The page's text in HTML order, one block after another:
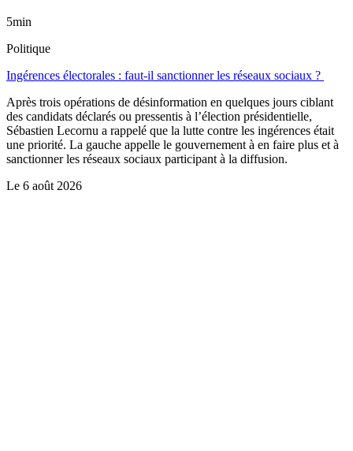
5min
Politique
Ingérences électorales : faut-il sanctionner les réseaux sociaux ?
Après trois opérations de désinformation en quelques jours ciblant
des candidats déclarés ou pressentis à l’élection présidentielle,
Sébastien Lecornu a rappelé que la lutte contre les ingérences était
une priorité. La gauche appelle le gouvernement à en faire plus et à
sanctionner les réseaux sociaux participant à la diffusion.
Le 6 août 2026